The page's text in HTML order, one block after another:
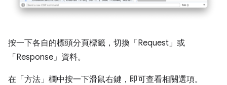
按一下各自的標頭分頁標籤，切換「Request」 或
「Response」 資料。
在「方法」 欄中按一下滑鼠右鍵，即可查看相關選項。